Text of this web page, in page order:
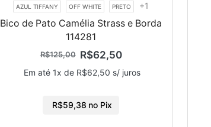
AZUL TIFFANY OFF WHITE PRETO +1
Bico de Pato Camélia Strass e Borda
114281
R$125,00 R$62,50
Em até 1x de R$62,50 s/ juros
R$59,38 no Pix